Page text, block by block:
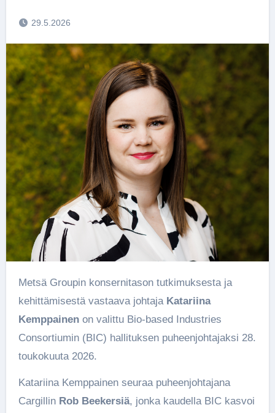
29.5.2026
Metsä Groupin konsernitason tutkimuksesta ja
kehittämisestä vastaava johtaja Katariina
Kemppainen on valittu Bio-based Industries
Consortiumin (BIC) hallituksen puheenjohtajaksi 28.
toukokuuta 2026.
Katariina Kemppainen seuraa puheenjohtajana
Cargillin Rob Beekersiä, jonka kaudella BIC kasvoi